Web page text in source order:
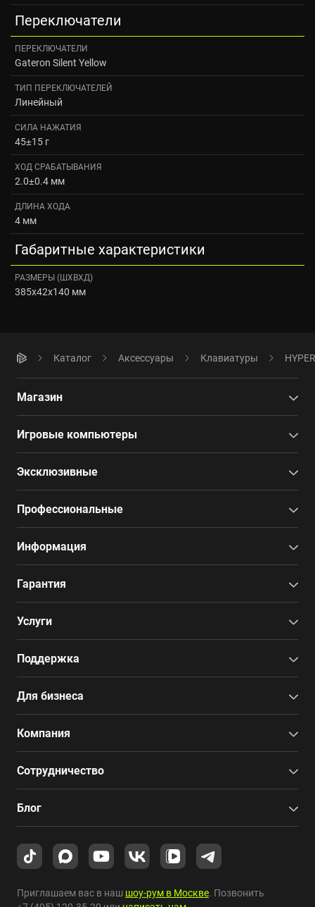
Переключатели
ПЕРЕКЛЮЧАТЕЛИ
Gateron Silent Yellow
ТИП ПЕРЕКЛЮЧАТЕЛЕЙ
Линейный
СИЛА НАЖАТИЯ
45±15 г
ХОД СРАБАТЫВАНИЯ
2.0±0.4 мм
ДЛИНА ХОДА
4 мм
Габаритные характеристики
РАЗМЕРЫ (ШXВXД)
385x42x140 мм
Каталог Аксессуары Клавиатуры
Магазин
Игровые компьютеры
Эксклюзивные
Профессиональные
Информация
Гарантия
Услуги
Поддержка
Для бизнеса
Компания
Сотрудничество
Блог
Приглашаем вас в наш шоу-рум в Москве. Позвонить